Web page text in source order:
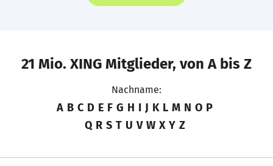
21 Mio. XING Mitglieder, von A bis Z
Nachname:
A B C D E F G H I J K L M N O P
Q R S T U V W X Y Z